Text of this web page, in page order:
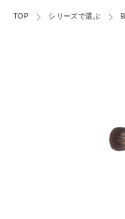
TOP シリーズで選ぶ